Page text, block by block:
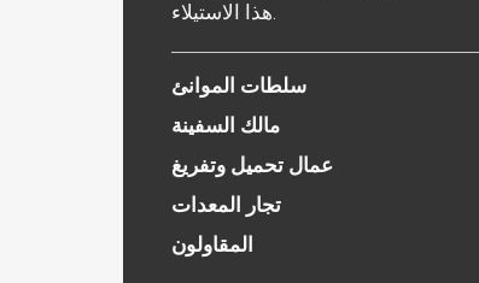
سلطات الموانئ
مالك السفينة
عمال تحميل وتفريغ
تجار المعدات
المقاولون
ربما تكون خردة الحديد
التعامل معها لأن الخردة
تأتي في جميع الأحجام
والأشكال وليست هي
للغاية مع أوزان ميتة
منخفضة نسبيًا لتجمع بين
الشاقة مصممة